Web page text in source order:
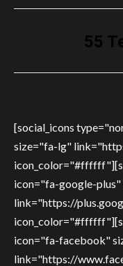
55
[social_icons
size="fa-lg"
icon="fa-google-
link="https://
icon="fa-facebook"
link="https://